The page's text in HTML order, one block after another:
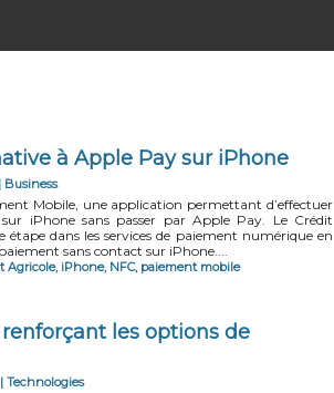
à Apple Pay sur iPhone
Business
Mobile, une application permettant d’effectuer
iPhone sans passer par Apple Pay. Le Crédit
dans les services de paiement numérique en
sans contact sur iPhone....
Agricole, iPhone, NFC, paiement mobile
les options de
| Technologies